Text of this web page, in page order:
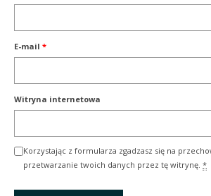
E-mail *
Witryna internetowa
Korzystając z formularza zgadzasz się na
przetwarzanie twoich danych przez tę witrynę. *